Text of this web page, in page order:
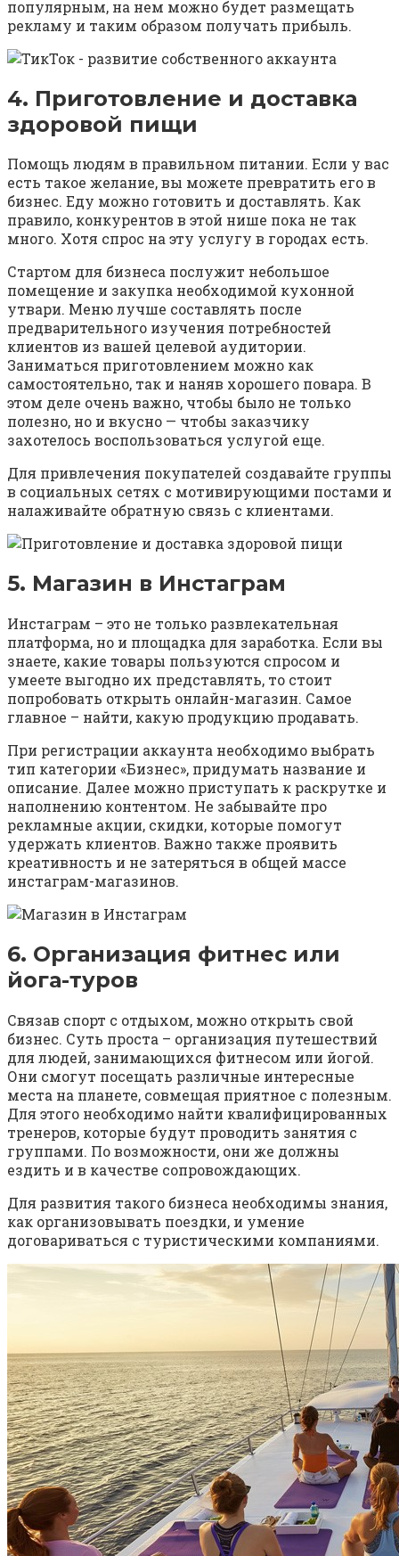
популярным, на нем можно будет размещать
рекламу и таким образом получать прибыль.
4. Приготовление и доставка
здоровой пищи
Помощь людям в правильном питании. Если у вас
есть такое желание, вы можете превратить его в
бизнес. Еду можно готовить и доставлять. Как
правило, конкурентов в этой нише пока не так
много. Хотя спрос на эту услугу в городах есть.
Стартом для бизнеса послужит небольшое
помещение и закупка необходимой кухонной
утвари. Меню лучше составлять после
предварительного изучения потребностей
клиентов из вашей целевой аудитории.
Заниматься приготовлением можно как
самостоятельно, так и наняв хорошего повара. В
этом деле очень важно, чтобы было не только
полезно, но и вкусно — чтобы заказчику
захотелось воспользоваться услугой еще.
Для привлечения покупателей создавайте группы
в социальных сетях с мотивирующими постами и
налаживайте обратную связь с клиентами.
5. Магазин в Инстаграм
Инстаграм – это не только развлекательная
платформа, но и площадка для заработка. Если вы
знаете, какие товары пользуются спросом и
умеете выгодно их представлять, то стоит
попробовать открыть онлайн-магазин. Самое
главное – найти, какую продукцию продавать.
При регистрации аккаунта необходимо выбрать
тип категории «Бизнес», придумать название и
описание. Далее можно приступать к раскрутке и
наполнению контентом. Не забывайте про
рекламные акции, скидки, которые помогут
удержать клиентов. Важно также проявить
креативность и не затеряться в общей массе
инстаграм-магазинов.
6. Организация фитнес или
йога-туров
Связав спорт с отдыхом, можно открыть свой
бизнес. Суть проста – организация путешествий
для людей, занимающихся фитнесом или йогой.
Они смогут посещать различные интересные
места на планете, совмещая приятное с полезным.
Для этого необходимо найти квалифицированных
тренеров, которые будут проводить занятия с
группами. По возможности, они же должны
ездить и в качестве сопровождающих.
Для развития такого бизнеса необходимы знания,
как организовывать поездки, и умение
договариваться с туристическими компаниями.